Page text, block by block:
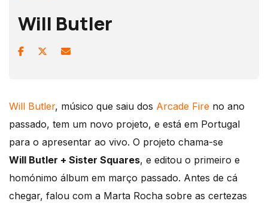
Will Butler
Will Butler, músico que saiu dos Arcade Fire no ano
passado, tem um novo projeto, e está em Portugal
para o apresentar ao vivo. O projeto chama-se
Will Butler + Sister Squares, e editou o primeiro e
homónimo álbum em março passado. Antes de cá
chegar, falou com a Marta Rocha sobre as certezas